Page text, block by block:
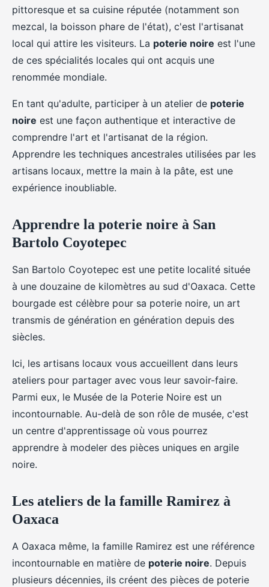
pittoresque et sa cuisine réputée (notamment son
mezcal, la boisson phare de l'état), c'est l'artisanat
local qui attire les visiteurs. La poterie noire est l'une
de ces spécialités locales qui ont acquis une
renommée mondiale.
En tant qu'adulte, participer à un atelier de poterie
noire est une façon authentique et interactive de
comprendre l'art et l'artisanat de la région.
Apprendre les techniques ancestrales utilisées par les
artisans locaux, mettre la main à la pâte, est une
expérience inoubliable.
Apprendre la poterie noire à San
Bartolo Coyotepec
San Bartolo Coyotepec est une petite localité située
à une douzaine de kilomètres au sud d'Oaxaca. Cette
bourgade est célèbre pour sa poterie noire, un art
transmis de génération en génération depuis des
siècles.
Ici, les artisans locaux vous accueillent dans leurs
ateliers pour partager avec vous leur savoir-faire.
Parmi eux, le Musée de la Poterie Noire est un
incontournable. Au-delà de son rôle de musée, c'est
un centre d'apprentissage où vous pourrez
apprendre à modeler des pièces uniques en argile
noire.
Les ateliers de la famille Ramirez à
Oaxaca
A Oaxaca même, la famille Ramirez est une référence
incontournable en matière de poterie noire. Depuis
plusieurs décennies, ils créent des pièces de poterie